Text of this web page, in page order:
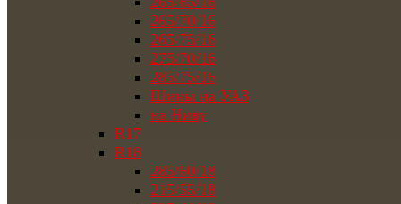
265/70/16
265/75/16
275/70/16
285/75/16
Шины на УАЗ
на Ниву
R17
R18
285/60/18
215/55/18